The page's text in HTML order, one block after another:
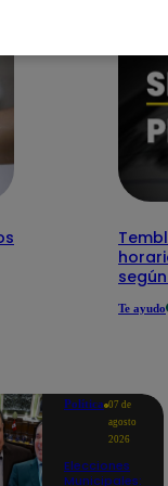
Te ayudo
Política 07 de
agosto
2026
Elecciones
Municipales: